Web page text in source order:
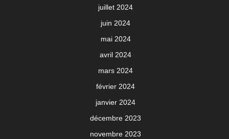
juillet 2024
juin 2024
mai 2024
avril 2024
mars 2024
février 2024
janvier 2024
décembre 2023
novembre 2023